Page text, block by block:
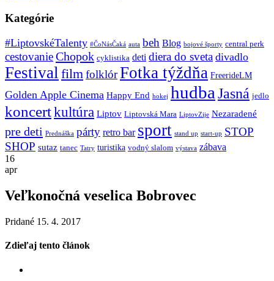
Kategórie
#LiptovskéTalenty #ČoNásČaká auta beh Blog bojové športy central perk
cestovanieChopok cyklistika deti diera do sveta divadlo
Festival filmfolklórFotka týždňa FreerideLM
Golden Apple Cinema Happy End hokej hudba Jasná jedlo
koncertkultúra Liptov Liptovská Mara LiptovZije Nezaradené
pre deti Prednáška párty retro bar sport stand up start-up STOP
SHOP sutaz tanec Tatry turistika vodný slalom výstava zábava
16
apr
Veľkonočná veselica Bobrovec
Pridané 15. 4. 2017
Zdieľaj tento článok